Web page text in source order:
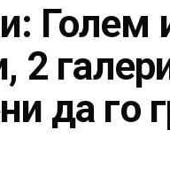
Голем
2
да го